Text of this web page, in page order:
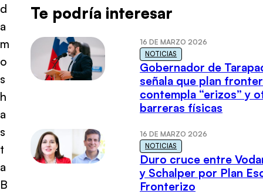
d
a
m
o
s
h
a
s
t
a
B
Te podría interesar
16 DE MARZO 2026
NOTICIAS
Gobernador de
señala que plan
contempla “erizos” y
barreras físicas
16 DE MARZO 2026
NOTICIAS
Duro cruce entre
y Schalper por Plan
Fronterizo